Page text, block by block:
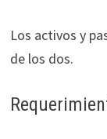
Los activos y
de los dos.